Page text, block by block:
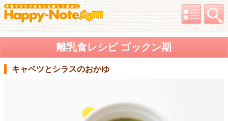
離乳食レシピ ゴックン期
キャベツとシラスのおかゆ